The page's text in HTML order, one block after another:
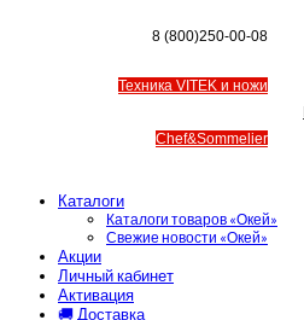
8 (800)250-00-08
Техника VITEK и ножи
Chef&Sommelier
Каталоги
Каталоги товаров «Окей»
Свежие новости «Окей»
Акции
Личный кабинет
Активация
🚚 Доставка